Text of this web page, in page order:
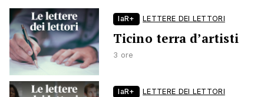
laR+ LETTERE DEI LETTORI
Ticino terra d’artisti
3 ore
laR+ LETTERE DEI LETTORI